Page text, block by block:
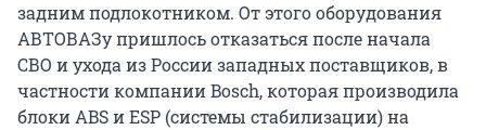
задним подлокотником. От этого оборудования
АВТОВАЗу пришлось отказаться после начала
СВО и ухода из России западных поставщиков, в
частности компании Bosch, которая производила
блоки ABS и ESP (системы стабилизации) на